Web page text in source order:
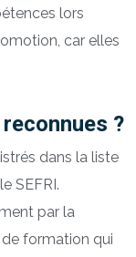
lors
car elles
?
dans la liste
SEFRI.
par la
formation qui